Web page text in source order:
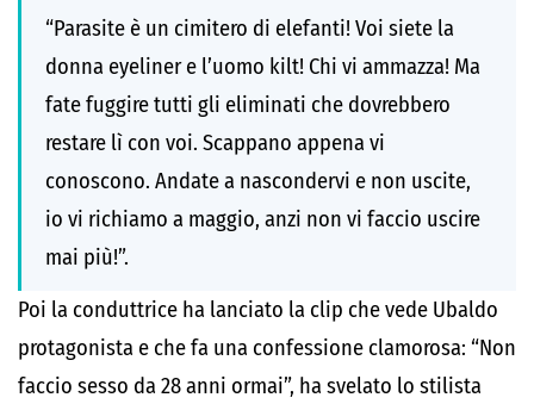
“Parasite è un cimitero di elefanti! Voi siete la
donna eyeliner e l’uomo kilt! Chi vi ammazza! Ma
fate fuggire tutti gli eliminati che dovrebbero
restare lì con voi. Scappano appena vi
conoscono. Andate a nascondervi e non uscite,
io vi richiamo a maggio, anzi non vi faccio uscire
mai più!”.
Poi la conduttrice ha lanciato la clip che vede Ubaldo
protagonista e che fa una confessione clamorosa: “Non
faccio sesso da 28 anni ormai”, ha svelato lo stilista